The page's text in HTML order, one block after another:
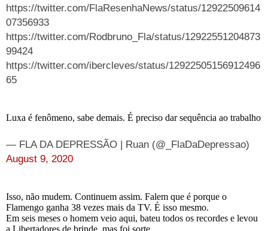
https://twitter.com/FlaResenhaNews/status/12922509614
07356933
https://twitter.com/Rodbruno_Fla/status/12922551204873
99424
https://twitter.com/ibercleves/status/12922505156912496
65
Luxa é fenômeno, sabe demais. É preciso dar sequência ao trabalho
— FLA DA DEPRESSÃO | Ruan (@_FlaDaDepressao)
August 9, 2020
Isso, não mudem. Continuem assim. Falem que é porque o
Flamengo ganha 38 vezes mais da TV. É isso mesmo.
Em seis meses o homem veio aqui, bateu todos os recordes e levou
a Libertadores de brinde, mas foi sorte.